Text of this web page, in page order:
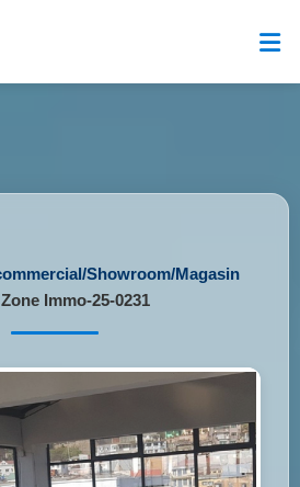
Showroom/Magasin
Immo-25-0231